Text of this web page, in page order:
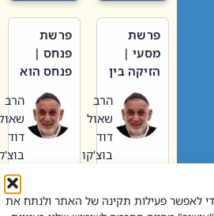
לאפשר פעילות תקינה של האתר ולנתח את
פרשת
מסעי |
הזיקה בין
הגדול לעם הרב
שאול
דוד
בוצ'קו
לשמוע קול תורה – מדרש
פרשת
פנחס |
פנחס הוא
אליהו: בין
קנאות
הורסת
לקנאות
בונה
הרב
שאול
דוד
בוצ'קו
לשמוע קול